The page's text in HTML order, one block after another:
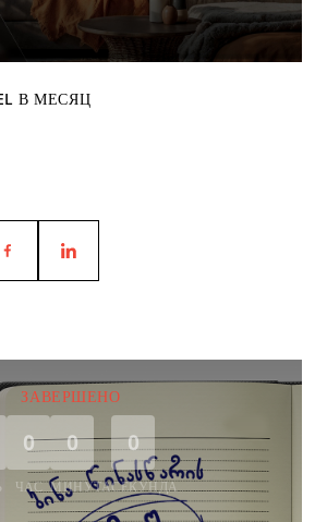
В МЕСЯЦ
ЗАВЕРШЕНО
0
ЧАС
0
МИНУТА
0
СЕКУНДА